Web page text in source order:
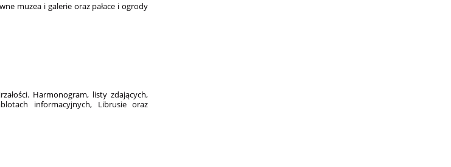
muzea i galerie oraz pałace i ogrody
Harmonogram, listy zdających,
informacyjnych, Librusie oraz